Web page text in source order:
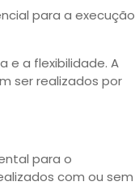
para a execução
e a flexibilidade. A
ser realizados por
para o
com ou sem